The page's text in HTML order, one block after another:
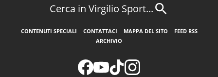
Cerca in Virgilio Sport...
CONTENUTI SPECIALI CONTATTACI MAPPA DEL SITO
FEED RSS
ARCHIVIO